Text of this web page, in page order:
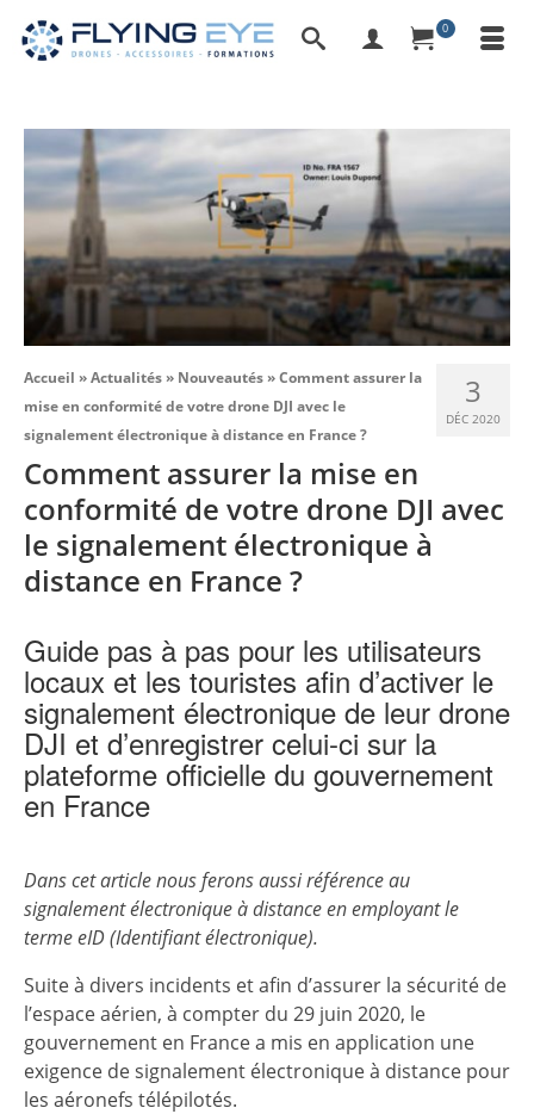
0
3
DÉC 2020
Accueil »Actualités» Nouveautés»Comment assurer la
mise en conformité de votre drone DJI avec le
signalement électronique à distance en France ?
Comment assurer la mise en
conformité de votre drone DJI avec
le signalement électronique à
distance en France ?
Guide pas à pas pour les utilisateurs
locaux et les touristes afin d’activer le
signalement électronique de leur drone
DJI et d’enregistrer celui-ci sur la
plateforme officielle du gouvernement
en France
Dans cet article nous ferons aussi référence au
signalement électronique à distance en employant le
terme eID (Identifiant électronique).
Suite à divers incidents et afin d’assurer la sécurité de
l’espace aérien, à compter du 29 juin 2020, le
gouvernement en France a mis en application une
exigence de signalement électronique à distance pour
les aéronefs télépilotés.